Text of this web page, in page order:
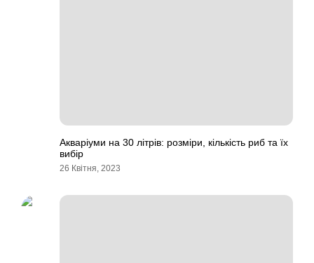
Акваріуми на 30 літрів: розміри, кількість риб та їх
вибір
26 Квітня, 2023